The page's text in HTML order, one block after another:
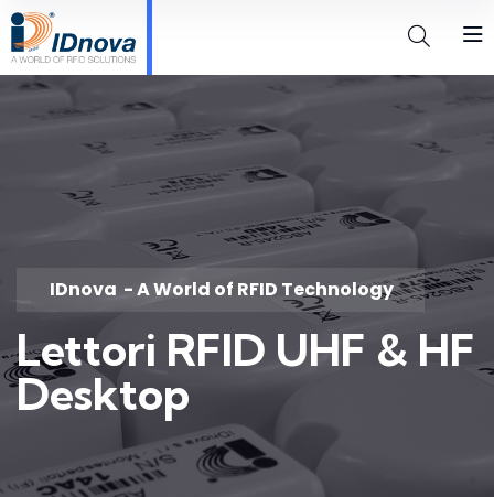
IDnova - A World of RFID Technology
Lettori RFID UHF & HF
Desktop